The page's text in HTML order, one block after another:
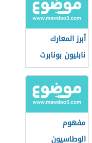
أبرز المعارك
نابليون بونابرت
مفهوم
الوطاسيون